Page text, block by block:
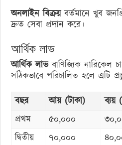
অনলাইন বিক্রয়বর্তমানে খুব
দ্রুত সেবা প্রদান করে।
আর্থিক লাভ
আর্থিক লাভবাণিজ্যিক নারিকেল
সঠিকভাবে পরিচালিত হলে এটি
বছর
আয় (টাকা) ব্যয়
প্রথম
৫০,০০০
দ্বিতীয়
৭০,০০০